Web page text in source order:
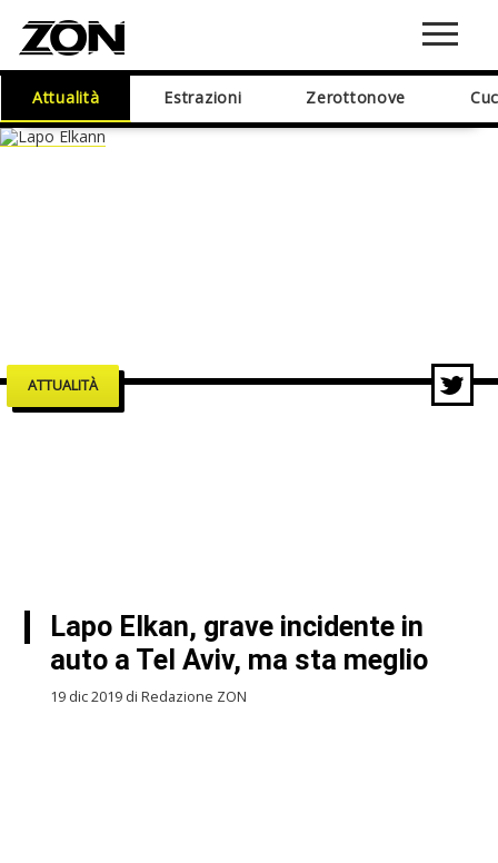
Attualità Estrazioni Zerottonove
ATTUALITÀ
Lapo Elkan, grave incidente in
auto a Tel Aviv, ma sta meglio
19 dic 2019 di Redazione ZON